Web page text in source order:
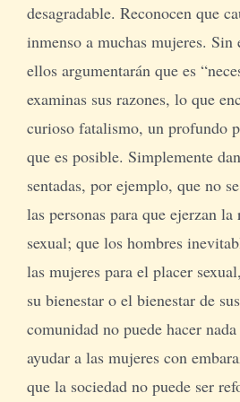
desagradable. Reconocen que
inmenso a muchas mujeres. Sin
ellos argumentarán que es
examinas sus razones, lo que
curioso fatalismo, un profundo
que es posible. Simplemente
sentadas, por ejemplo, que no
las personas para que ejerzan
sexual; que los hombres
las mujeres para el placer
su bienestar o el bienestar de
comunidad no puede hacer
ayudar a las mujeres con
que la sociedad no puede ser